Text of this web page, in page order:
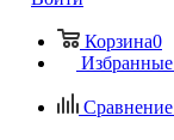
Корзина0
Сравнение